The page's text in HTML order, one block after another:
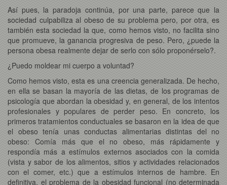
Así pues, la paradoja continúa, por una parte, parece que la
sociedad culpabiliza al obeso de su problema pero, por otra, es
también esta sociedad la que, como hemos visto, no facilita sino
que promueve, la ganancia progresiva de peso. Pero, ¿puede la
persona obesa realmente dejar de serlo con sólo proponérselo?.
¿Puedo moldear mi cuerpo a voluntad?
Como hemos visto, esta es una creencia generalizada. De hecho,
en ella se basan la mayoría de las dietas, de los programas de
psicología que abordan la obesidad y, en general, de los intentos
profesionales y populares de perder peso. En concreto, los
primeros tratamientos conductuales se basaron en la idea de que
el obeso tenía unas conductas alimentarias distintas del no
obeso: Comía más que el no obeso, más rápidamente y
respondía más a estímulos externos asociados con la comida
(vista y sabor de los alimentos, sitios y actividades relacionados
con el comer, etc.) que a estímulos internos de hambre. En
definitiva, el problema de la obesidad funcional (no determinada